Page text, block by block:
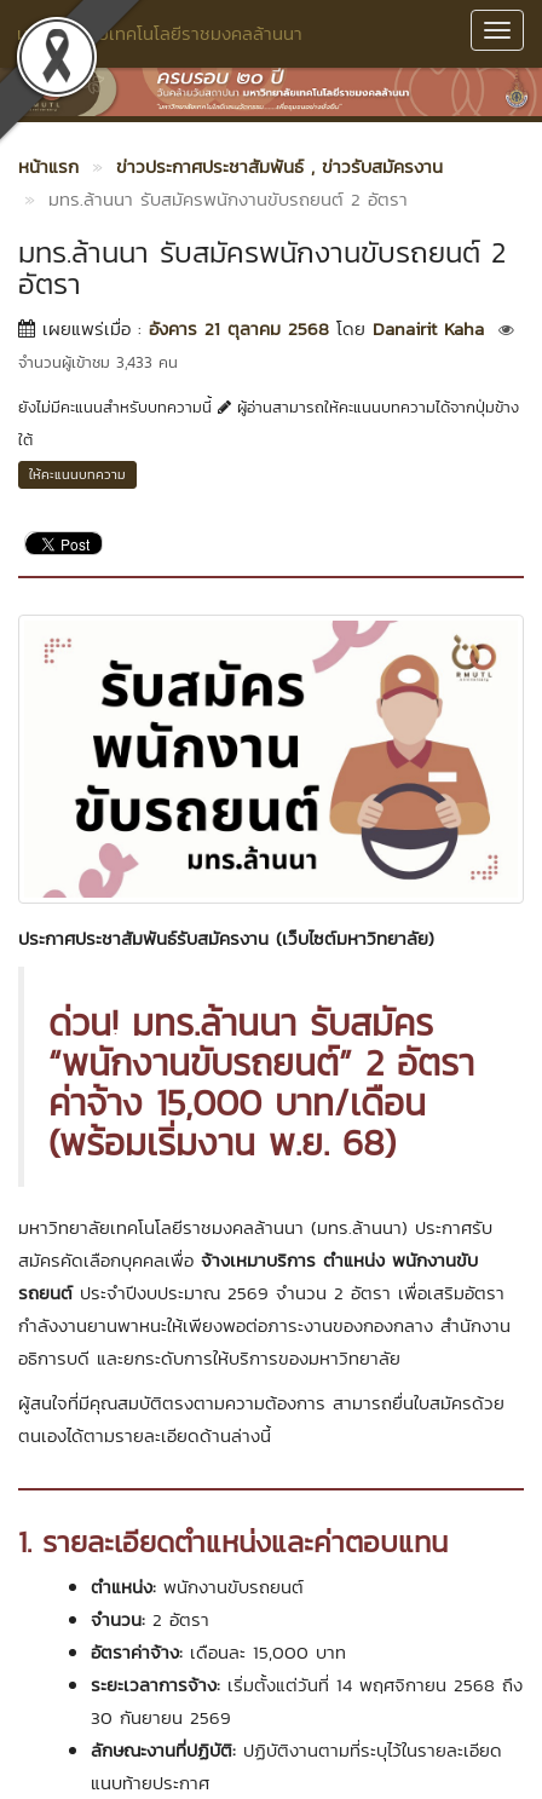
มหาวิทยาลัยเทคโนโลยีราชมงคลล้านนา
หน้าแรก ข่าวประกาศประชาสัมพันธ์ , ข่าวรับสมัครงาน
มทร.ล้านนา รับสมัครพนักงานขับรถยนต์ 2 อัตรา
มทร.ล้านนา รับสมัครพนักงานขับรถยนต์ 2
อัตรา
เผยแพร่เมื่อ : อังคาร 21 ตุลาคม 2568 โดย Danairit Kaha
จำนวนผู้เข้าชม 3,433 คน
ยังไม่มีคะแนนสำหรับบทความนี้
ผู้อ่านสามารถให้คะแนนบทความได้จากปุ่มข้าง
ใต้
ให้คะแนนบทความ
ประกาศประชาสัมพันธ์รับสมัครงาน (เว็บไซต์มหาวิทยาลัย)
ด่วน! มทร.ล้านนา รับสมัคร
“พนักงานขับรถยนต์” 2 อัตรา
ค่าจ้าง 15,000 บาท/เดือน
(พร้อมเริ่มงาน พ.ย. 68)
มหาวิทยาลัยเทคโนโลยีราชมงคลล้านนา (มทร.ล้านนา) ประกาศรับ
สมัครคัดเลือกบุคคลเพื่อ จ้างเหมาบริการ ตำแหน่ง พนักงานขับ
รถยนต์ประจำปีงบประมาณ 2569 จำนวน 2 อัตรา เพื่อเสริมอัตรา
กำลังงานยานพาหนะให้เพียงพอต่อภาระงานของกองกลาง สำนักงาน
อธิการบดี และยกระดับการให้บริการของมหาวิทยาลัย
ผู้สนใจที่มีคุณสมบัติตรงตามความต้องการ สามารถยื่นใบสมัครด้วย
ตนเองได้ตามรายละเอียดด้านล่างนี้
1. รายละเอียดตำแหน่งและค่าตอบแทน
ตำแหน่ง: พนักงานขับรถยนต์
จำนวน: 2 อัตรา
อัตราค่าจ้าง: เดือนละ 15,000 บาท
ระยะเวลาการจ้าง: เริ่มตั้งแต่วันที่ 14 พฤศจิกายน 2568 ถึง
30 กันยายน 2569
ลักษณะงานที่ปฏิบัติ: ปฏิบัติงานตามที่ระบุไว้ในรายละเอียด
แนบท้ายประกาศ